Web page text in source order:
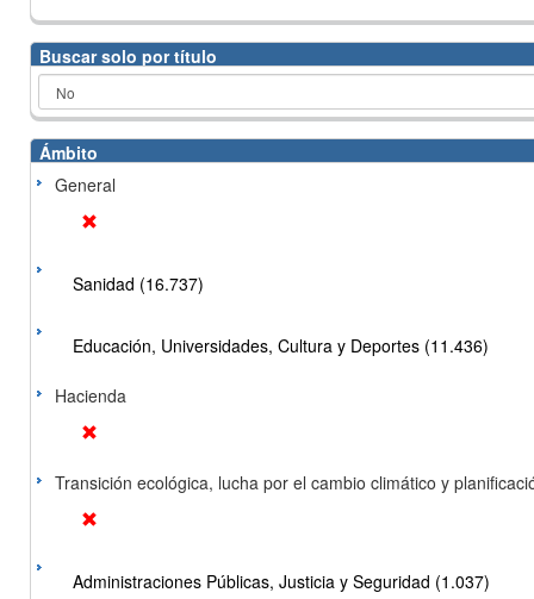
Buscar solo por título
Ámbito
General
Sanidad (16.737)
Educación, Universidades, Cultura y Deportes (11.436)
Hacienda
Transición ecológica, lucha por el cambio climático y
Administraciones Públicas, Justicia y Seguridad (1.037)